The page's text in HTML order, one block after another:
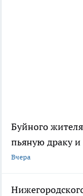
Буйного
пьяную драку
Вчера